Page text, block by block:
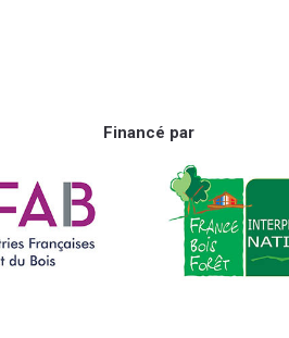
Financé par